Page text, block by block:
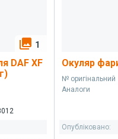
photo_library 1
DAF XF
Окуляр
№ оригінальний
Аналоги
Опубліковано: